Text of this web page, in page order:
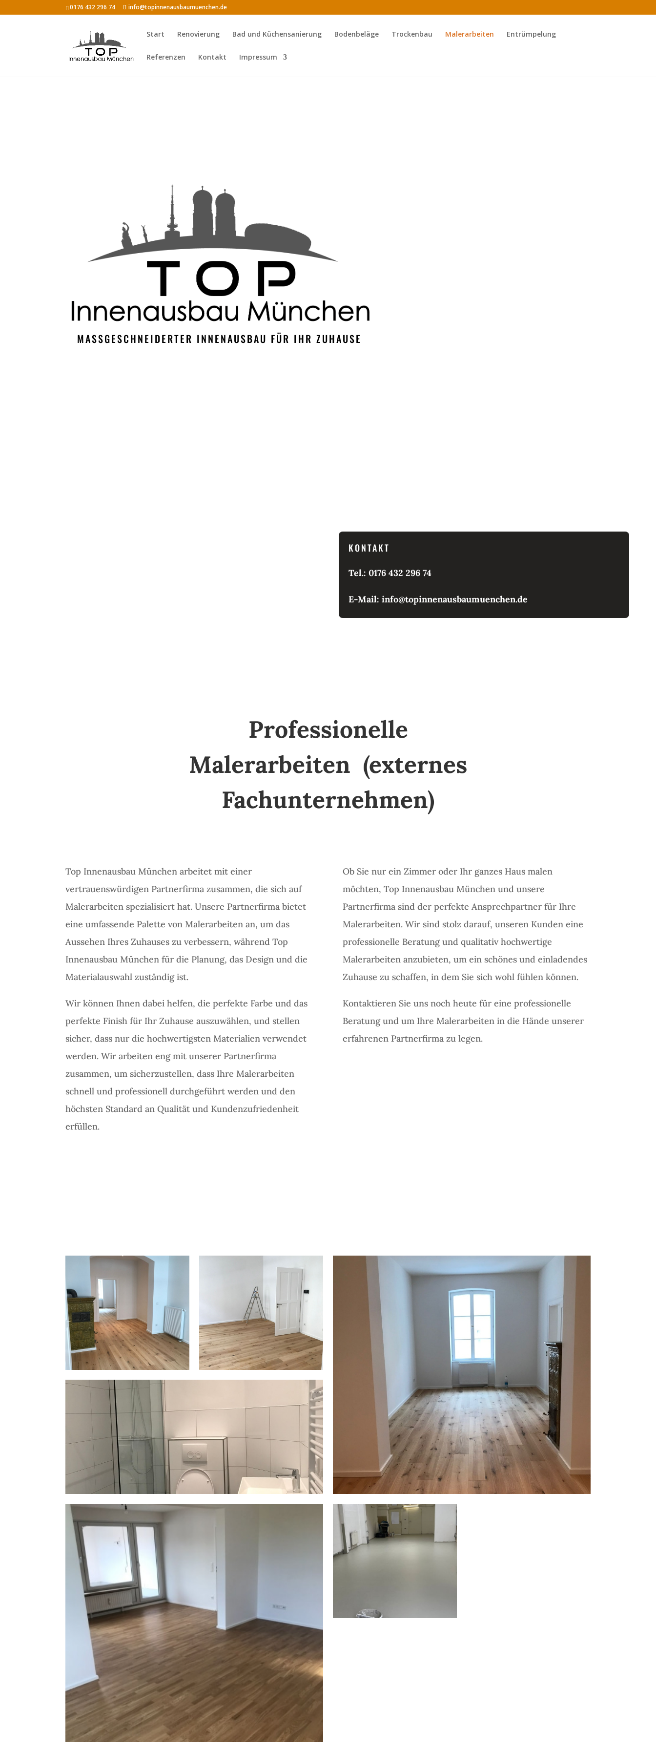
0176 432 296 74 info@topinnenausbaumuenchen.de
Start Renovierung Bad und Küchensanierung Bodenbeläge Trockenbau Malerarbeiten Entrümpelung
Referenzen Kontakt Impressum
MASSGESCHNEIDERTER INNENAUSBAU FÜR IHR ZUHAUSE
KONTAKT
Tel.: 0176 432 296 74
E-Mail:info@topinnenausbaumuenchen.de
Professionelle
Malerarbeiten (externes
Fachunternehmen)
Top Innenausbau München arbeitet mit einer
vertrauenswürdigen Partnerfirma zusammen, die sich auf
Malerarbeiten spezialisiert hat. Unsere Partnerfirma bietet
eine umfassende Palette von Malerarbeiten an, um das
Aussehen Ihres Zuhauses zu verbessern, während Top
Innenausbau München für die Planung, das Design und die
Materialauswahl zuständig ist.
Wir können Ihnen dabei helfen, die perfekte Farbe und das
perfekte Finish für Ihr Zuhause auszuwählen, und stellen
sicher, dass nur die hochwertigsten Materialien verwendet
werden. Wir arbeiten eng mit unserer Partnerfirma
zusammen, um sicherzustellen, dass Ihre Malerarbeiten
schnell und professionell durchgeführt werden und den
höchsten Standard an Qualität und Kundenzufriedenheit
erfüllen.
Ob Sie nur ein Zimmer oder Ihr ganzes Haus malen
möchten, Top Innenausbau München und unsere
Partnerfirma sind der perfekte Ansprechpartner für Ihre
Malerarbeiten. Wir sind stolz darauf, unseren Kunden eine
professionelle Beratung und qualitativ hochwertige
Malerarbeiten anzubieten, um ein schönes und einladendes
Zuhause zu schaffen, in dem Sie sich wohl fühlen können.
Kontaktieren Sie uns noch heute für eine professionelle
Beratung und um Ihre Malerarbeiten in die Hände unserer
erfahrenen Partnerfirma zu legen.